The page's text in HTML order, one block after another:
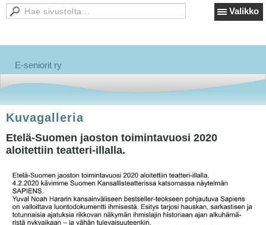
Valikko
E-seniorit ry
Kuvagalleria
Etelä-Suomen jaoston toimintavuosi 2020
aloitettiin teatteri-illalla.